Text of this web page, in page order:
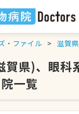
・ファイル 滋賀県
賀県)、眼科
一覧